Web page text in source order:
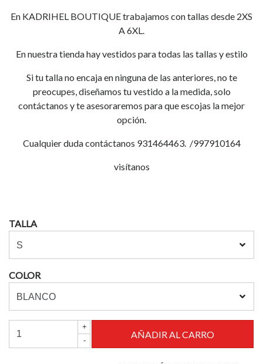
En KADRIHEL BOUTIQUE trabajamos con tallas desde 2XS
A 6XL.
En nuestra tienda hay vestidos para todas las tallas y estilo
Si tu talla no encaja en ninguna de las anteriores, no te
preocupes, diseñamos tu vestido a la medida, solo
contáctanos y te asesoraremos para que escojas la mejor
opción.
Cualquier duda contáctanos 931464463. /997910164
visítanos
TALLA
COLOR
+
-